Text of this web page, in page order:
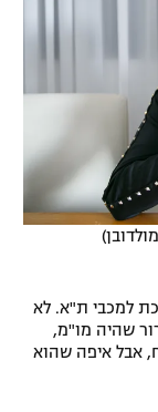
למכבי ת"א. לא
שהיה מו"מ,
אבל איפה שהוא